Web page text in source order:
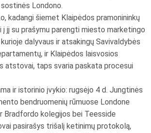
Londono.
kadangi šiemet Klaipėdos pramonininkų
į jį su prašymu parengti miesto marketingo
dalyvaus ir atsakingų Savivaldybės
ir Klaipėdos laisvosios
atstovai, taps svaria paskata procesui
ir istorinio įvykio: rugsėjo 4 d. Jungtinės
bendruomenių rūmuose Londone
Bradfordo kolegijos bei Teesside
pasirašys trišalį ketinimų protokolą,